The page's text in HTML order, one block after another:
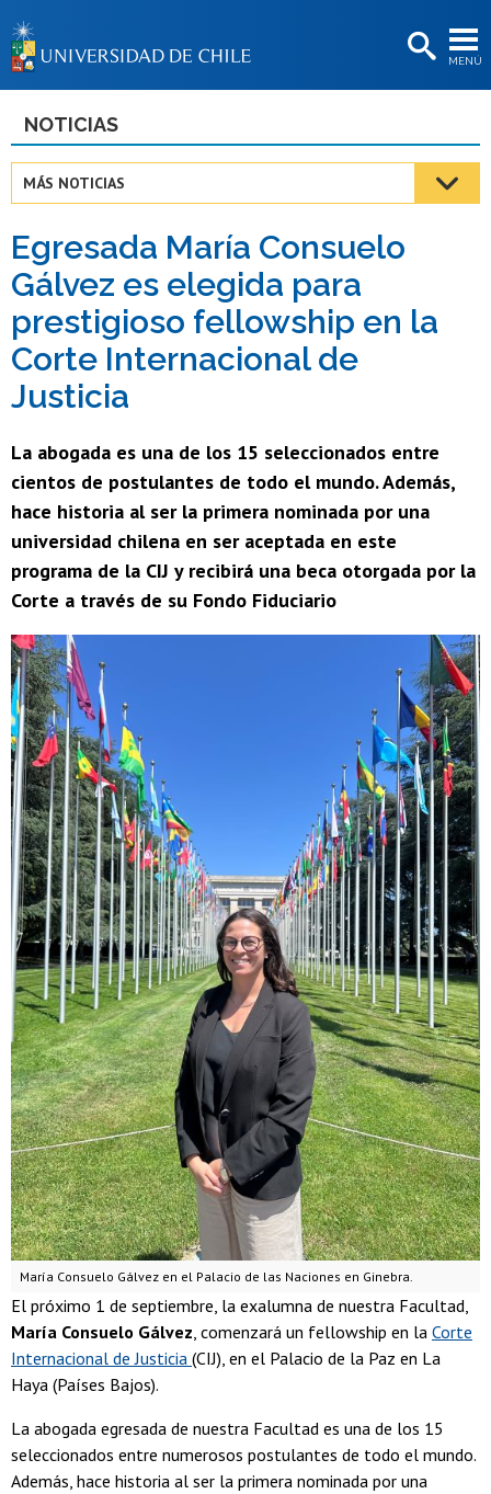
MENÚ
BIBLIOTECAS
Estudiantes
Académicas/os
Funcionarias/os
Egresadas/os
NOTICIAS
MÁS NOTICIAS
Egresada María Consuelo
Gálvez es elegida para
prestigioso fellowship en la
Corte Internacional de
Justicia
La abogada es una de los 15 seleccionados entre
cientos de postulantes de todo el mundo. Además,
hace historia al ser la primera nominada por una
universidad chilena en ser aceptada en este
programa de la CIJ y recibirá una beca otorgada por la
Corte a través de su Fondo Fiduciario
María Consuelo Gálvez en el Palacio de las Naciones en Ginebra.
El próximo 1 de septiembre, la exalumna de nuestra Facultad,
María Consuelo Gálvez , comenzará un fellowship en la Corte
Internacional de Justicia (CIJ), en el Palacio de la Paz en La
Haya (Países Bajos).
La abogada egresada de nuestra Facultad es una de los 15
seleccionados entre numerosos postulantes de todo el mundo.
Además, hace historia al ser la primera nominada por una